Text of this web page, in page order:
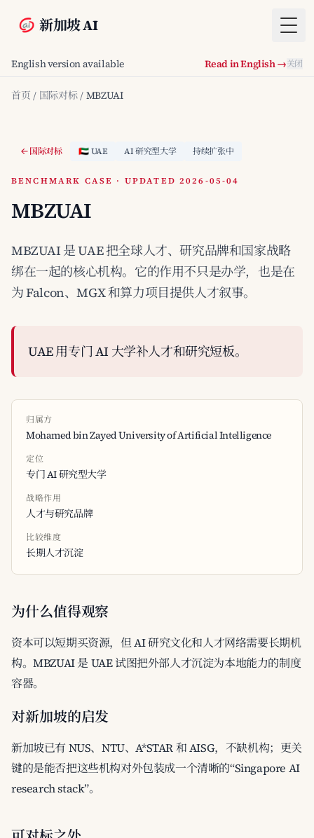
新加坡 AI
English version available Read in English →关闭
首页 / 国际对标 / MBZUAI
国际对标 🇦🇪 UAE AI 研究型大学 持续扩张中
BENCHMARK CASE · UPDATED 2026-05-04
MBZUAI
MBZUAI 是 UAE 把全球人才、研究品牌和国家战略
绑在一起的核心机构。它的作用不只是办学，也是在
为 Falcon、MGX 和算力项目提供人才叙事。
UAE 用专门 AI 大学补人才和研究短板。
归属方
Mohamed bin Zayed University of Artificial Intelligence
定位
专门 AI 研究型大学
战略作用
人才与研究品牌
比较维度
长期人才沉淀
为什么值得观察
资本可以短期买资源，但 AI 研究文化和人才网络需要长期机
构。MBZUAI 是 UAE 试图把外部人才沉淀为本地能力的制度
容器。
对新加坡的启发
新加坡已有 NUS、NTU、A*STAR 和 AISG，不缺机构；更关
键的是能否把这些机构对外包装成一个清晰的“Singapore AI
research stack”。